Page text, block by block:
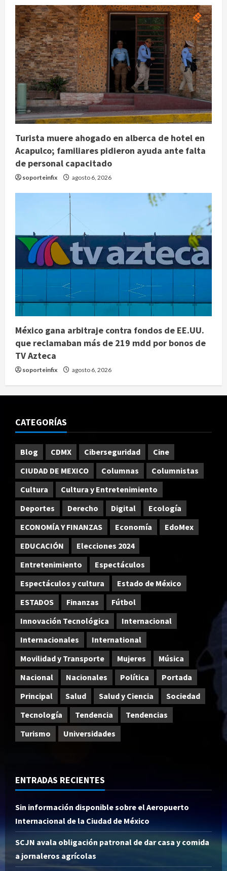
Turista muere ahogado en alberca de hotel en
Acapulco; familiares pidieron ayuda ante falta
de personal capacitado
soporteinfix agosto 6, 2026
México gana arbitraje contra fondos de EE.UU.
que reclamaban más de 219 mdd por bonos de
TV Azteca
soporteinfix agosto 6, 2026
CATEGORÍAS
Blog CDMX Ciberseguridad
Cine
CIUDAD DE MEXICO
Columnas
Columnistas
Cultura
Cultura y Entretenimiento
Deportes
Derecho Digital
Ecología
ECONOMÍA Y FINANZAS
Economía
EdoMex
EDUCACIÓN
Elecciones 2024
Entretenimiento
Espectáculos
Espectáculos y cultura
Estado de México
ESTADOS
Finanzas
Fútbol
Innovación Tecnológica
Internacional
Internacionales
International
Movilidad y Transporte
Mujeres
Música
Nacional
Nacionales Política
Portada
Principal
Salud Salud y Ciencia
Sociedad
Tecnología
Tendencia
Tendencias
Turismo
Universidades
ENTRADAS RECIENTES
Sin información disponible sobre el Aeropuerto
Internacional de la Ciudad de México
SCJN avala obligación patronal de dar casa y comida
a jornaleros agrícolas